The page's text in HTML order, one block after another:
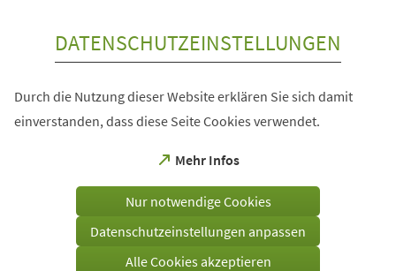
DATENSCHUTZEINSTELLUNGEN
Durch die Nutzung dieser Website erklären Sie sich damit
einverstanden, dass diese Seite Cookies verwendet.
Mehr Infos
(Öffnet
einem
Tab)
Nur notwendige Cookies
Datenschutzeinstellungen anpassen
Alle Cookies akzeptieren